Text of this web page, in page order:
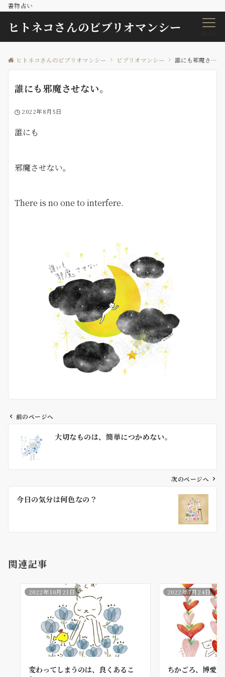
書物占い
ヒトネコさんのビブリオマンシー
ヒトネコさんのビブリオマンシー ビブリオマンシー 誰にも邪魔させない。
誰にも邪魔させない。
2022年8月5日
誰にも
邪魔させない。
There is no one to interfere.
ビ
ン
前のページへ
大切なものは、簡単につかめない。
次のページへ
今日の気分は何色なの？
関連記事
2022年10月21日
変わってしまうのは、良くあるこ
2022年7月24日
ちかごろ、博愛